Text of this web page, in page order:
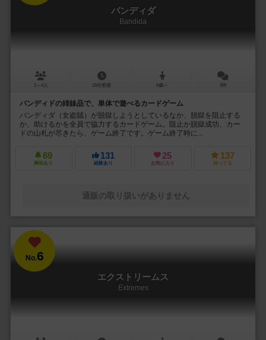
バンディダ
Bandida
1～4人 15分前後 6歳～ 3件
バンディドの姉妹品で、単体で遊べるカードゲーム
バンディダ（女盗賊）が脱獄しようとしているなか、脱獄を阻止する
か、助けるかを全員で協力するカードゲーム。阻止か脱獄成功、カー
ドの山札が尽きたら、ゲーム終了です。ゲーム終了時に...
69
興味あり
131
経験あり
25
お気に入り
137
持ってる
通販の取り扱いがありません
No.6
エクストリームス
Extremes